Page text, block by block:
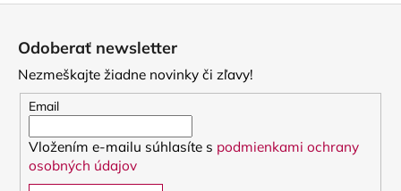
Odoberať newsletter
Nezmeškajte žiadne novinky či zľavy!
Email
Vložením e-mailu súhlasíte s podmienkami ochrany
osobných údajov